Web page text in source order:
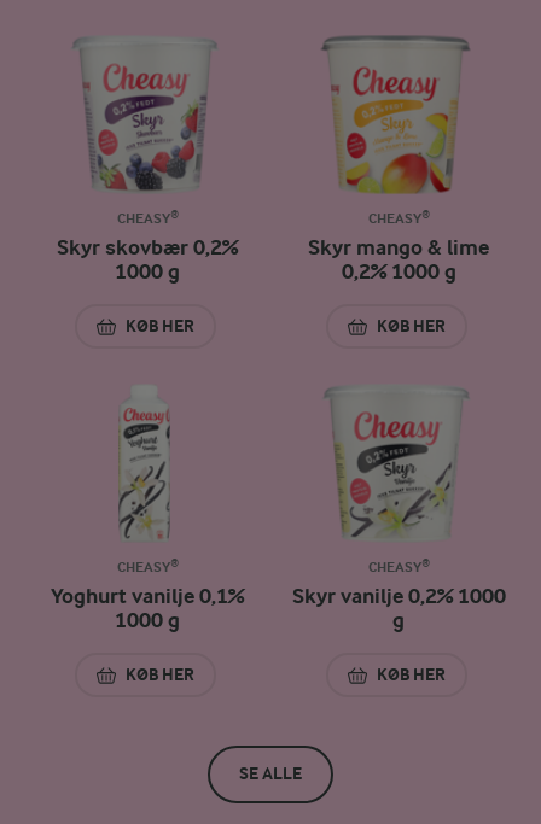
CHEASY®
Skyr skovbær 0,2%
1000 g
KØB HER
SKYR SKOVBÆR 0,2% 1000 G
CHEASY®
Skyr mango & lime
0,2% 1000 g
KØB HER
SKYR MANGO &
CHEASY®
Yoghurt vanilje 0,1%
1000 g
KØB HER
YOGHURT VANILJE 0,1% 1000 G
CHEASY®
Skyr vanilje 0,2% 1000
g
KØB HER
SKYR VANILJE
SE ALLE